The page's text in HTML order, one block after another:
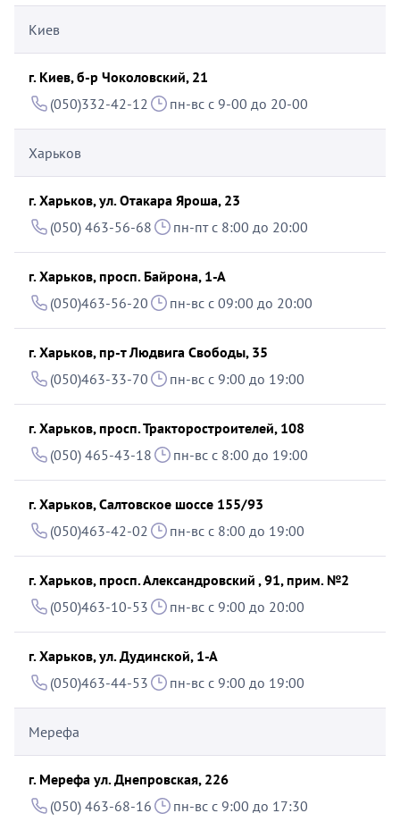
Киев
г. Киев, б-р Чоколовский, 21
(050)332-42-12
пн-вс с 9-00 до 20-00
Харьков
г. Харьков, ул. Отакара Яроша, 23
(050) 463-56-68
пн-пт с 8:00 до 20:00
г. Харьков, просп. Байрона, 1-А
(050)463-56-20
пн-вс с 09:00 до 20:00
г. Харьков, пр-т Людвига Свободы, 35
(050)463-33-70
пн-вс с 9:00 до 19:00
г. Харьков, просп. Тракторостроителей, 108
(050) 465-43-18
пн-вс с 8:00 до 19:00
г. Харьков, Салтовское шоссе 155/93
(050)463-42-02
пн-вс с 8:00 до 19:00
г. Харьков, просп. Александровский , 91, прим. №2
(050)463-10-53
пн-вс с 9:00 до 20:00
г. Харьков, ул. Дудинской, 1-А
(050)463-44-53
пн-вс с 9:00 до 19:00
Мерефа
г. Мерефа ул. Днепровская, 226
(050) 463-68-16
пн-вс с 9:00 до 17:30